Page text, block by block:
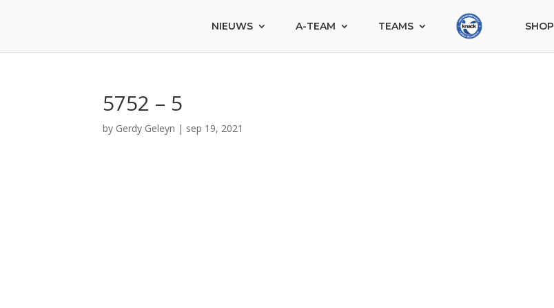
NIEUWS A-TEAM TEAMS SHOP
5752 – 5
by Gerdy Geleyn | sep 19, 2021